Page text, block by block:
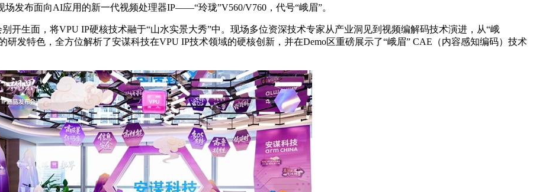
发布面向AI应用的新一代视频处理器IP——“玲珑”V560/V760，代号“峨眉”。
开生面，将VPU IP硬核技术融于“山水实景大秀”中。现场多位资深技术专家从产业洞见到视频编解码技术演进，从“峨
研发特色，全方位解析了安谋科技在VPU IP技术领域的硬核创新，并在Demo区重磅展示了“峨眉” CAE（内容感知编码）技术